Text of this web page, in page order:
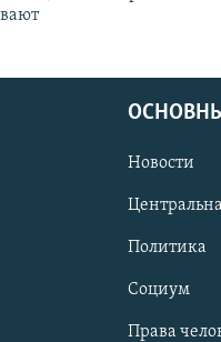
Новости
Политика
Социум
Права